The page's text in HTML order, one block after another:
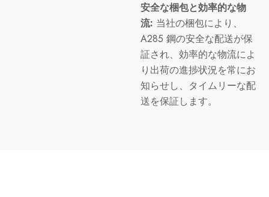
安全な梱包と効率的な物
流: 当社の梱包により、
A285 鋼の安全な配送が保
証され、効率的な物流によ
り出荷の進捗状況を常にお
知らせし、タイムリーな配
送を保証します。